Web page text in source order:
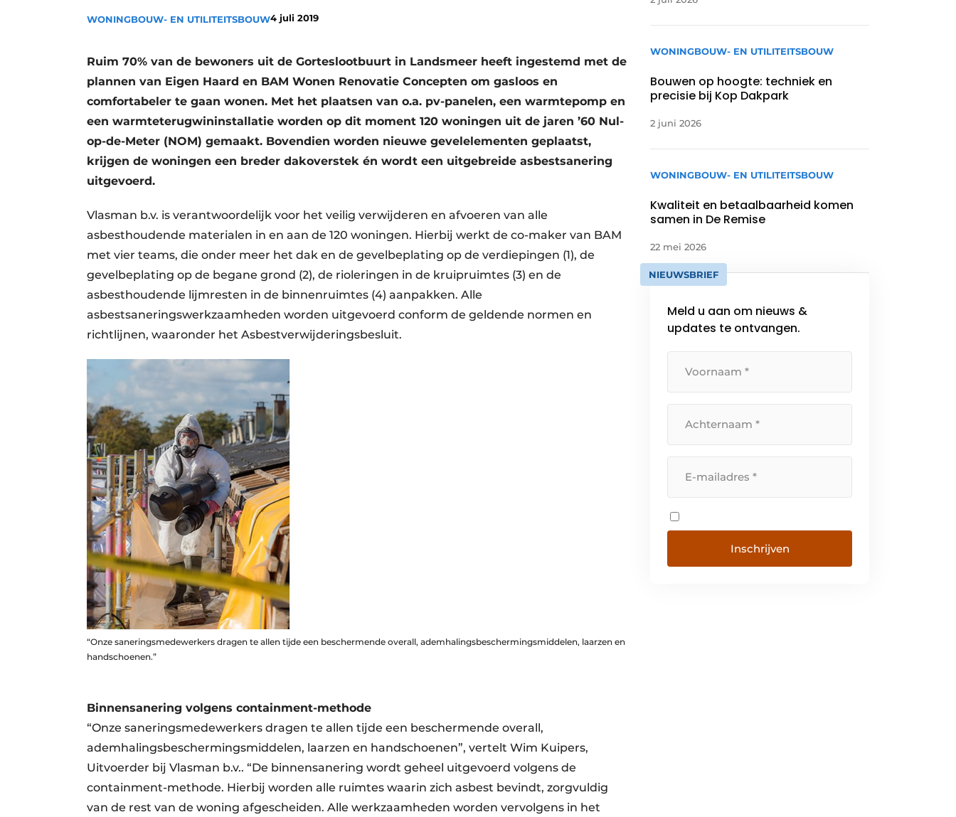
Podcasts
storymetadata
Vacature aanmelden
Video’s
WONINGBOUW- EN UTILITEITSBOUW4 juli 2019
Ruim 70% van de bewoners uit de Gorteslootbuurt in Landsmeer heeft ingestemd met de
plannen van Eigen Haard en BAM Wonen Renovatie Concepten om gasloos en
comfortabeler te gaan wonen. Met het plaatsen van o.a. pv-panelen, een warmtepomp en
een warmteterugwininstallatie worden op dit moment 120 woningen uit de jaren ’60 Nul-
op-de-Meter (NOM) gemaakt. Bovendien worden nieuwe gevelelementen geplaatst,
krijgen de woningen een breder dakoverstek én wordt een uitgebreide asbestsanering
uitgevoerd.
Vlasman b.v. is verantwoordelijk voor het veilig verwijderen en afvoeren van alle
asbesthoudende materialen in en aan de 120 woningen. Hierbij werkt de co-maker van BAM
met vier teams, die onder meer het dak en de gevelbeplating op de verdiepingen (1), de
gevelbeplating op de begane grond (2), de rioleringen in de kruipruimtes (3) en de
asbesthoudende lijmresten in de binnenruimtes (4) aanpakken. Alle
asbestsaneringswerkzaamheden worden uitgevoerd conform de geldende normen en
richtlijnen, waaronder het Asbestverwijderingsbesluit.
“Onze saneringsmedewerkers dragen te allen tijde een beschermende overall, ademhalingsbeschermingsmiddelen, laarzen en
handschoenen.”
Binnensanering volgens containment-methode
“Onze saneringsmedewerkers dragen te allen tijde een beschermende overall,
ademhalingsbeschermingsmiddelen, laarzen en handschoenen”, vertelt Wim Kuipers,
Uitvoerder bij Vlasman b.v.. “De binnensanering wordt geheel uitgevoerd volgens de
containment-methode. Hierbij worden alle ruimtes waarin zich asbest bevindt, zorgvuldig
van de rest van de woning afgescheiden. Alle werkzaamheden worden vervolgens in het
WONINGBOUW- EN UTILITEITSBOUW
Bouwen op hoogte: techniek en
precisie bij Kop Dakpark
2 juni 2026
WONINGBOUW- EN UTILITEITSBOUW
Kwaliteit en betaalbaarheid komen
samen in De Remise
22 mei 2026
NIEUWSBRIEF
Meld u aan om nieuws &
updates te ontvangen.